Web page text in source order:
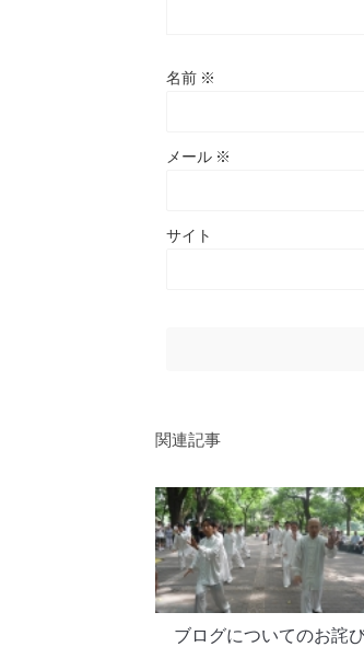
名前 ※
メール ※
サイト
関連記事
ブログについてのお詫